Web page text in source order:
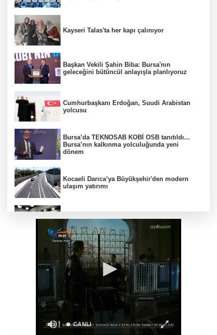
Kayseri Talas'ta her kapı çalınıyor
Başkan Vekili Şahin Biba: Bursa'nın
geleceğini bütüncül anlayışla planlıyoruz
Cumhurbaşkanı Erdoğan, Suudi Arabistan
yolcusu
Bursa’da TEKNOSAB KOBİ OSB tanıtıldı...
Bursa’nın kalkınma yolculuğunda yeni
dönem
Kocaeli Darıca’ya Büyükşehir'den modern
ulaşım yatırımı
Türkiye, bölgesel güvenlik ve Gazze mesajı
Yakıt barcı filosuna iki yeni gemi
Türk Tarih Kurumu’ndan tarihi içerikler tek
platformda
Türkiye ile Vietnam arasında 'hava'da yeni